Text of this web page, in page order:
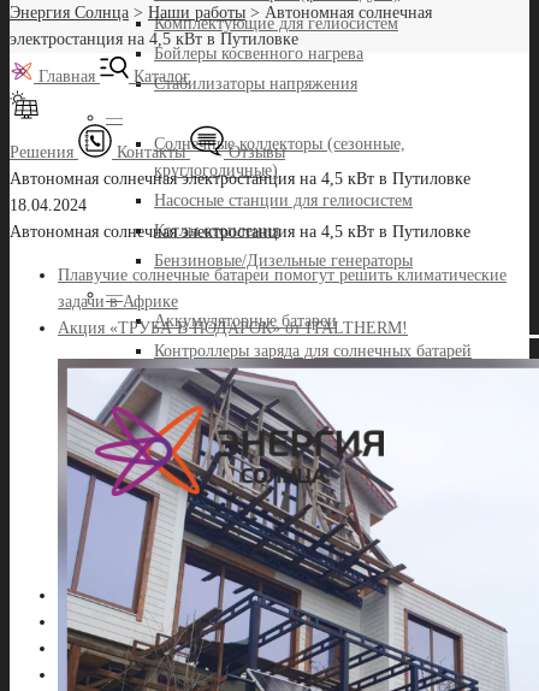
Комплектующие для гелиосистем
Бойлеры косвенного нагрева
Стабилизаторы напряжения
—
Солнечные коллекторы (сезонные,
круглогодичные)
Насосные станции для гелиосистем
Котлы отопления
Бензиновые/Дизельные генераторы
—
Аккумуляторные батареи
Контроллеры заряда для солнечных батарей
Печи и камины
Кондиционеры
—
Инверторы
Контроллеры для гелиосистем
Тепловые насосы
Комплектующие для солнечных батарей
Доставка, оплата
Отзывы
Новости
Контакты
Энергия Солнца > Наши работы > Автономная солнечная
электростанция на 4,5 кВт в Путиловке
Главная Каталог
Решения Контакты
Отзывы
Автономная солнечная электростанция на 4,5 кВт в Путиловке
18.04.2024
Автономная солнечная электростанция на 4,5 кВт в Путиловке
Плавучие солнечные батареи помогут решить климатические
задачи в Африке
Акция «ТРУБА В ПОДАРОК» от ITALTHERM!